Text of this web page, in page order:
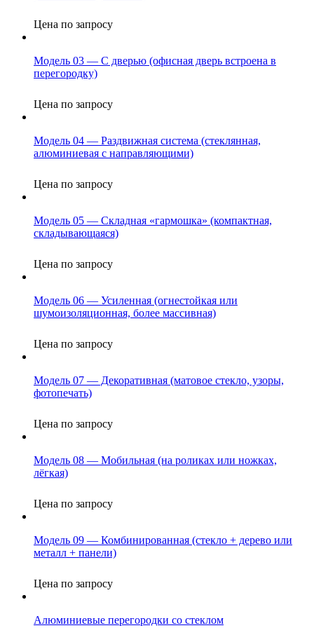
Цена по запросу
Модель 03 — С дверью (офисная дверь встроена в
перегородку)
Цена по запросу
Модель 04 — Раздвижная система (стеклянная,
алюминиевая с направляющими)
Цена по запросу
Модель 05 — Складная «гармошка» (компактная,
складывающаяся)
Цена по запросу
Модель 06 — Усиленная (огнестойкая или
шумоизоляционная, более массивная)
Цена по запросу
Модель 07 — Декоративная (матовое стекло, узоры,
фотопечать)
Цена по запросу
Модель 08 — Мобильная (на роликах или ножках,
лёгкая)
Цена по запросу
Модель 09 — Комбинированная (стекло + дерево или
металл + панели)
Цена по запросу
Алюминиевые перегородки со стеклом